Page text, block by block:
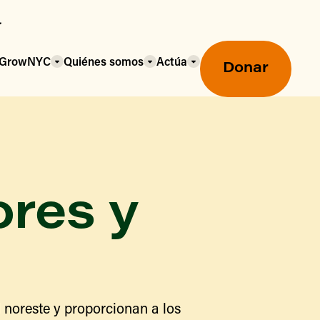
Uso de SNAP y beneficios
Quiénes somos Actúa Donar
y
y proporcionan a los